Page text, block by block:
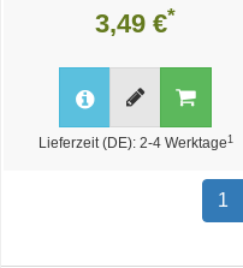
3,49 €*
Lieferzeit (DE): 2-4 Werktage 1
1